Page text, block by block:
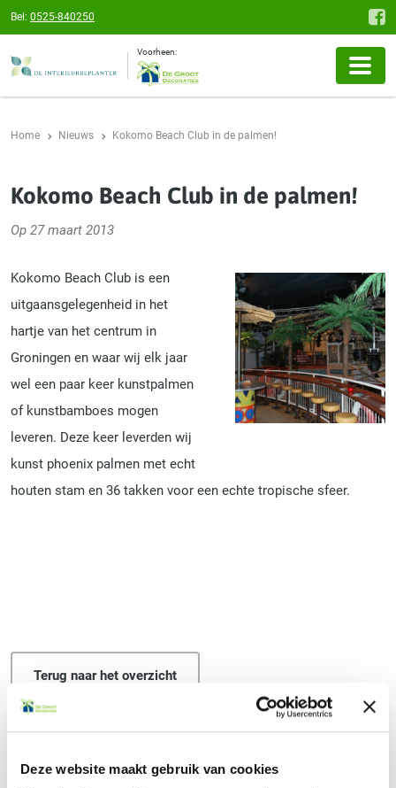
Deze website maakt gebruik van cookies
Bel: 0525-840250
Voorheen:
Home Nieuws Kokomo Beach Club in de palmen!
Kokomo Beach Club in de palmen!
Op 27 maart 2013
Kokomo Beach Club is een
uitgaansgelegenheid in het
hartje van het centrum in
Groningen en waar wij elk jaar
wel een paar keer kunstpalmen
of kunstbamboes mogen
leveren. Deze keer leverden wij
kunst phoenix palmen met echt
houten stam en 36 takken voor een echte tropische sfeer.
Terug naar het overzicht